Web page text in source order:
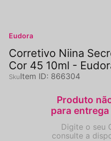
Eudora
Corretivo Niina
Cor 45 10ml -
Item ID: 866304